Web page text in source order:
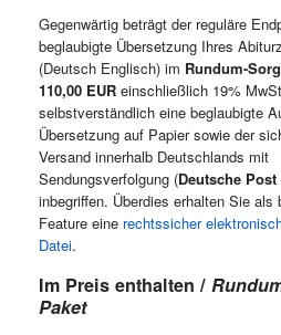
Gegenwärtig beträgt der reguläre
beglaubigte Übersetzung Ihres
(Deutsch Englisch) im Rundum-
110,00 EUR einschließlich 19%
selbstverständlich eine beglaubigte
Übersetzung auf Papier sowie der
Versand innerhalb Deutschlands mit
Sendungsverfolgung (Deutsche
inbegriffen. Überdies erhalten Sie als
Feature eine rechtssicher
Datei.
Im Preis enthalten /
Paket